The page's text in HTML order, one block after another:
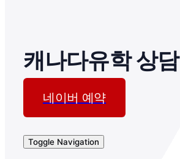
캐나다유학 상담
네이버 예약
Toggle Navigation